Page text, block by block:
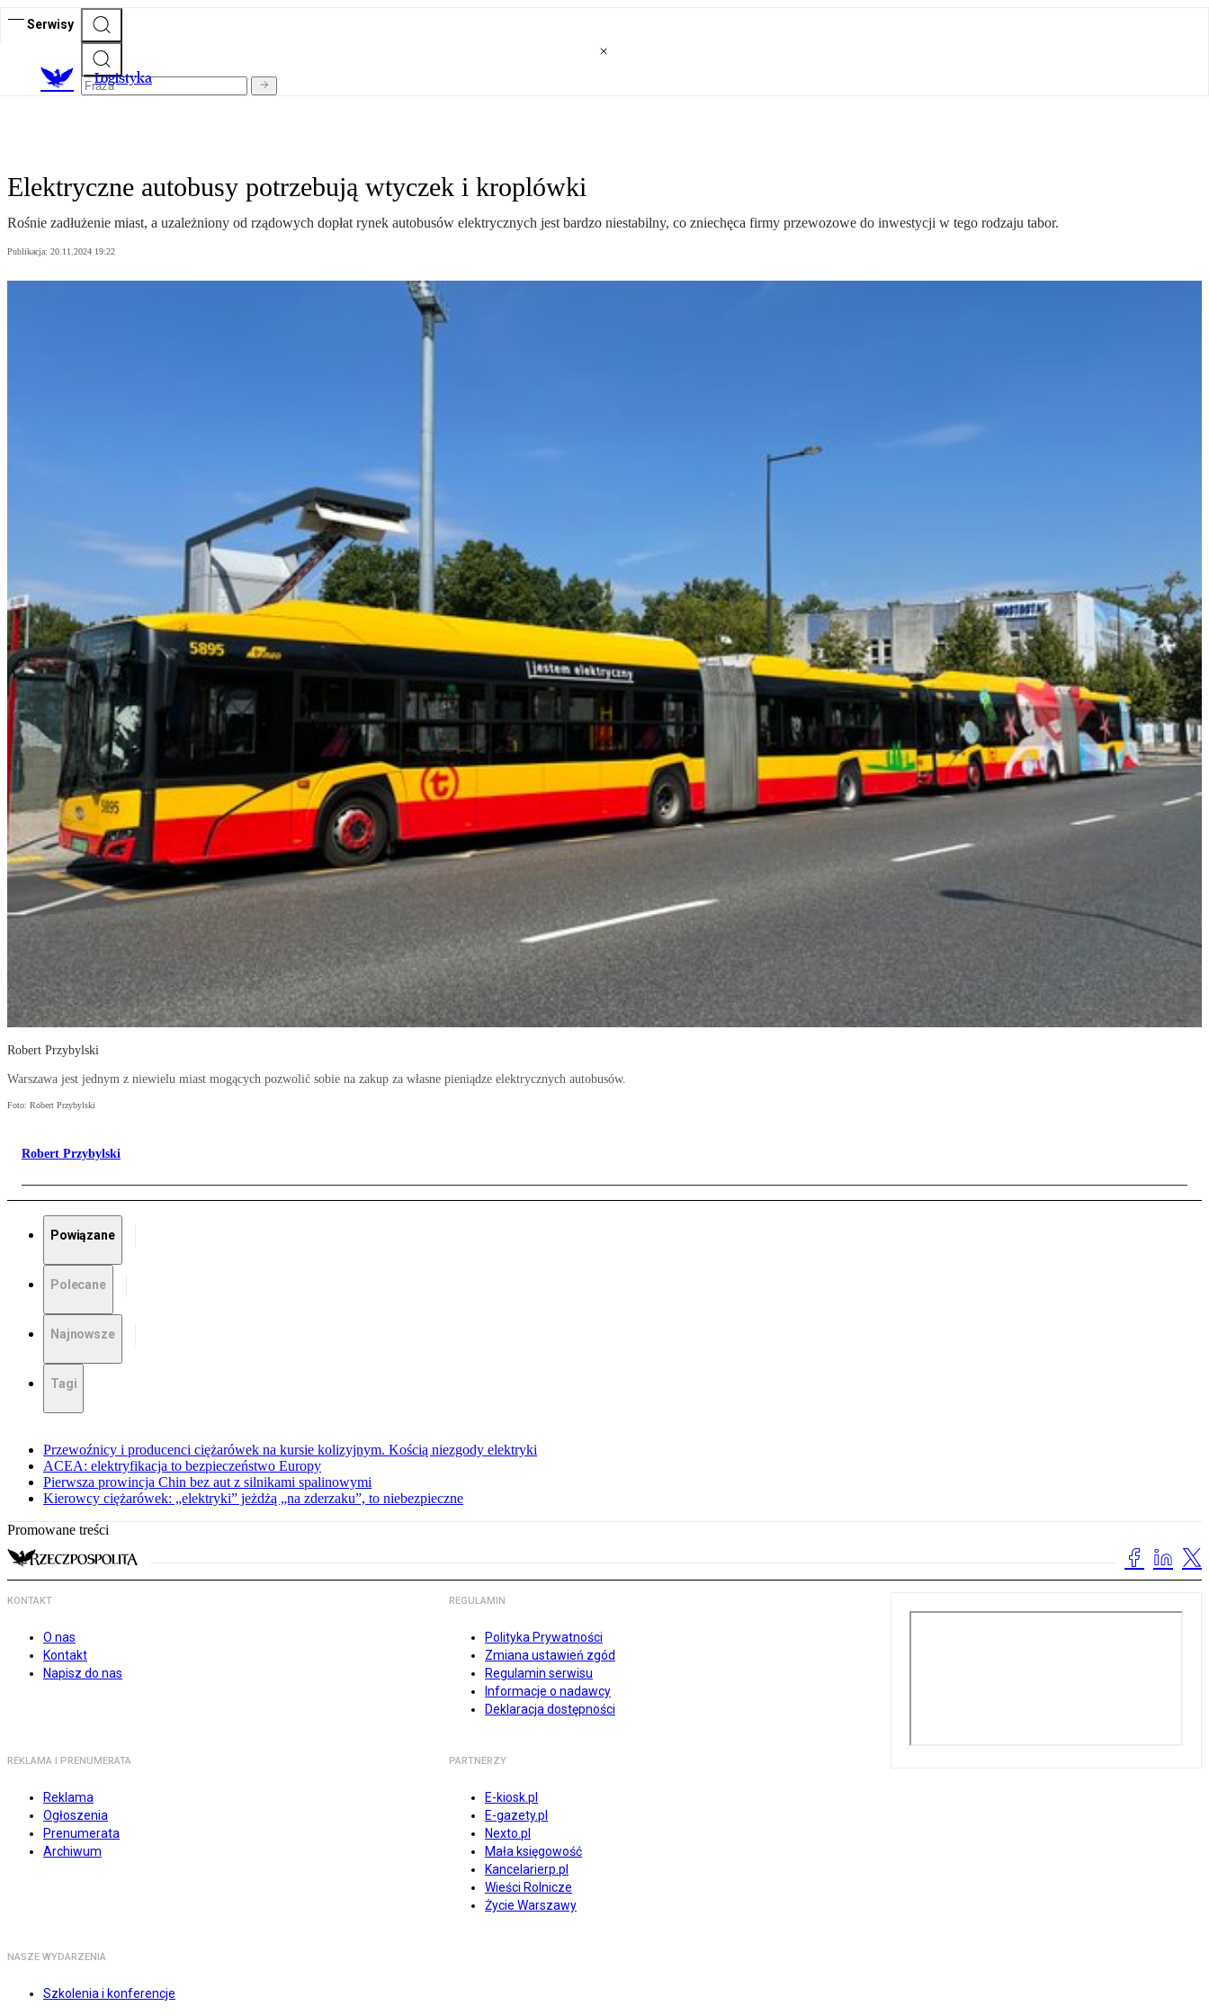
Serwisy
Logistyka
Elektryczne autobusy potrzebują wtyczek i kroplówki
Rośnie zadłużenie miast, a uzależniony od rządowych dopłat rynek autobusów elektrycznych jest bardzo niestabilny, co zniechęca firmy przewozowe do inwestycji w tego rodzaju tabor.
Publikacja: 20.11.2024 19:22
Robert Przybylski
Warszawa jest jednym z niewielu miast mogących pozwolić sobie na zakup za własne pieniądze elektrycznych autobusów.
Foto: Robert Przybylski
Robert Przybylski
Powiązane
Polecane
Najnowsze
Tagi
Przewoźnicy i producenci ciężarówek na kursie kolizyjnym. Kością niezgody elektryki
ACEA: elektryfikacja to bezpieczeństwo Europy
Pierwsza prowincja Chin bez aut z silnikami spalinowymi
Kierowcy ciężarówek: „elektryki” jeżdżą „na zderzaku”, to niebezpieczne
Promowane treści
KONTAKT
O nas
Kontakt
Napisz do nas
REGULAMIN
Polityka Prywatności
Zmiana ustawień zgód
Regulamin serwisu
Informacje o nadawcy
Deklaracja dostępności
REKLAMA I PRENUMERATA
Reklama
Ogłoszenia
Prenumerata
Archiwum
PARTNERZY
E-kiosk.pl
E-gazety.pl
Nexto.pl
Mała księgowość
Kancelarierp.pl
Wieści Rolnicze
Życie Warszawy
NASZE WYDARZENIA
Szkolenia i konferencje